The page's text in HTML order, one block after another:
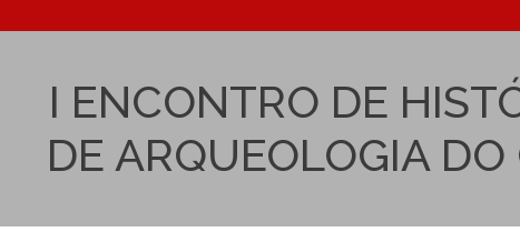
I ENCONTRO DE
DE ARQUEOLOGIA